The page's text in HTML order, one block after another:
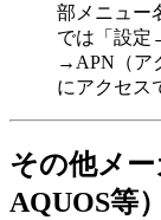
部メニュー
では「設
→APN（ア
にアクセス
その他メー
AQUOS等）